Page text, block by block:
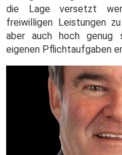
die Lage versetzt
freiwilligen Leistungen
aber auch hoch genug
eigenen Pflichtaufgaben